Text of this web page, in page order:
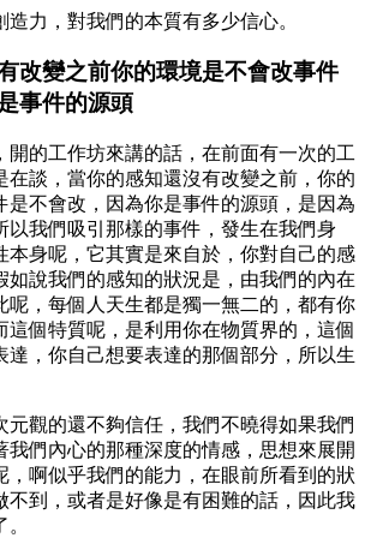
力，對我們的本質有多少信心。
改變之前你的環境是不會改事件
事件的源頭
開的工作坊來講的話，在前面有一次的工
在談，當你的感知還沒有改變之前，你的
是不會改，因為你是事件的源頭，是因為
以我們吸引那樣的事件，發生在我們身
本身呢，它其實是來自於，你對自己的感
如說我們的感知的狀況是，由我們的內在
呢，每個人天生都是獨一無二的，都有你
這個特質呢，是利用你在物質界的，這個
達，你自己想要表達的那個部分，所以生
元觀的還不夠信任，我們不曉得如果我們
我們內心的那種深度的情感，思想來展開
，啊似乎我們的能力，在眼前所看到的狀
不到，或者是好像是有困難的話，因此我